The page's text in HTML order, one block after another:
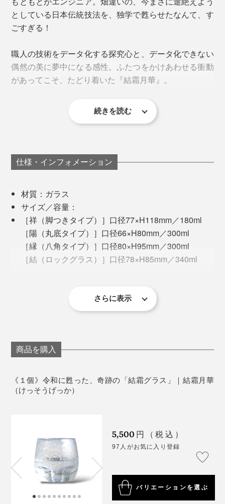
みがあり、どっしりとした重みに心が落ち着きます。
間接照明の光にかざして、ゆっくり溶ける氷を眺めなれ
ば、心身がゆるむのを感じるはず。
＜陽＞
丸底の「陽」は、容量300ml。ゆらゆらと揺れて、飲み
物が空気に触れやすく、香りをゆったり楽しみたいドリ
ンクにぴったり。
室温や湿度、膠の状態、乾燥時間によって、模様が変わ
ってしまうため、『結霜月華』のような繊細な模様につ
ところどころに残っている無地の部分は、余白を感じて
いただくためのデザインです。
瞬間の芸術。世界でひとつだけの作品を大切に桐箱に入
れて、あなたの手元にお届けします。
はじめて「結霜ガラス」を目にした時、その美しさに思
ろうと決意。
「この美しさを甦らせ、100年先に残したい。残さなく
てはならない！と、勝手な使命感に燃えまして。
地元・静岡のガラス工房や博物館を見て周り、大学の教
授に話を聞き、図書館の文献を読み漁り、数えきれない
ほどのトライ＆エラーを繰り返して、ようやくこの形に
辿り着きました。
もともとエンジニアなので、職人の技を科学的に分析す
るのは得意でして、大正時代の職人ができたことを解明
したいという想いもありました。
としている日本伝統技法を、独学で甦らせたなんて、す
ごすぎる！
職人の技術をデータ化する探究心と、データ化できない
偶然の美に夢中になる感性。ふたつをかけあわせる衝動
があってこそ、たどり着いた『結霜月華』。
100年後には、どんな人の手になじんでいることでしょ
続きを読む
仕様・インフォメーション
材質：ガラス
サイズ／容量：
［祥（脚つきタイプ）］口径77×H118mm／180ml
［陽（丸底タイプ）］口径66×H80mm／300ml
［縁（八角タイプ）］口径80×H95mm／300ml
［結（ロックグラス）］口径78×H85mm／340ml
すべて作家の手作りのため、まったく同じ模様には
かじめご了承ください。
食器洗い乾燥機、電子レンジ、オーブン、直火では
さらに表示
商品を購入
《１個》令和に甦った、奇跡の「結霜グラス」｜結霜月華
（けっそうげっか）
5,500 円（税込）
97人がお気に入り登録
バリエーションを選ぶ